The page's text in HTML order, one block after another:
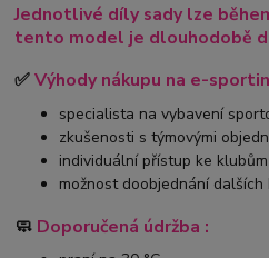
Jednotlivé díly sady lze
tento model je dlouhodobě
✅Výhody nákupu na e-
specialista na vybavení
zkušenosti s týmovými
individuální přístup ke klubům
možnost doobjednání
🧼 Doporučená údržba :